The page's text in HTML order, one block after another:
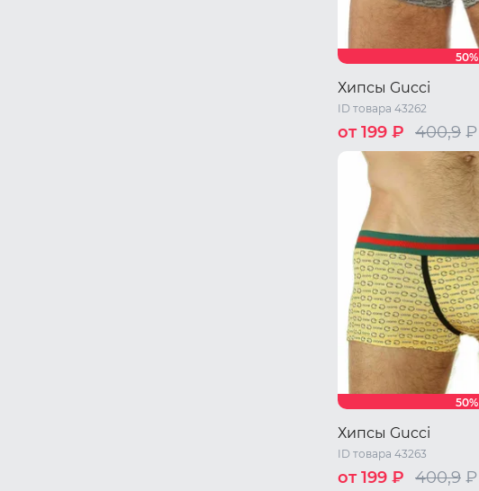
50%
Хипсы Gucci
ID товара 43262
от 199 ₽ 400,9 ₽
L
50%
Хипсы Gucci
ID товара 43263
от 199 ₽ 400,9 ₽